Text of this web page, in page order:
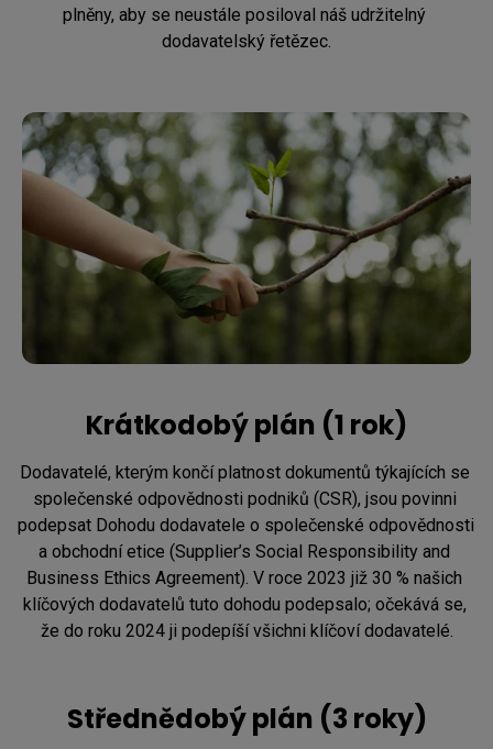
plněny, aby se neustále posiloval náš udržitelný
dodavatelský řetězec.
Krátkodobý plán (1 rok)
Dodavatelé, kterým končí platnost dokumentů týkajících se
společenské odpovědnosti podniků (CSR), jsou povinni
podepsat Dohodu dodavatele o společenské odpovědnosti
a obchodní etice (Supplier’s Social Responsibility and
Business Ethics Agreement). V roce 2023 již 30 % našich
klíčových dodavatelů tuto dohodu podepsalo; očekává se,
že do roku 2024 ji podepíší všichni klíčoví dodavatelé.
Střednědobý plán (3 roky)